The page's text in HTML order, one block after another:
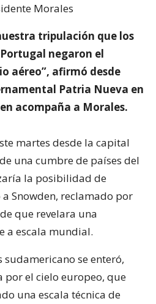
Morales
tripulación que los
negaron el
aéreo”, afirmó desde
Patria Nueva en
acompaña a Morales.
martes desde la capital
una cumbre de países del
la posibilidad de
Snowden, reclamado por
que revelara una
a escala mundial.
se enteró,
por el cielo europeo, que
una escala técnica de